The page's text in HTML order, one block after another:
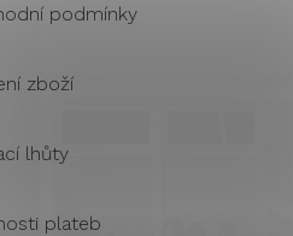
podmínky
zboží
lhůty
plateb